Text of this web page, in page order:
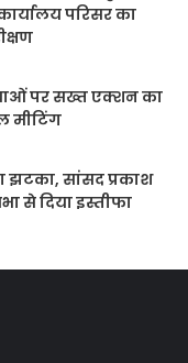
परिसर का
पर सख्त एक्शन का
मीटिंग
सांसद प्रकाश
से दिया इस्तीफा